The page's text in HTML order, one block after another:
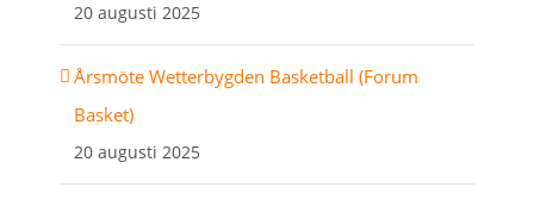
20 augusti 2025
Årsmöte Wetterbygden Basketball (Forum
Basket)
20 augusti 2025